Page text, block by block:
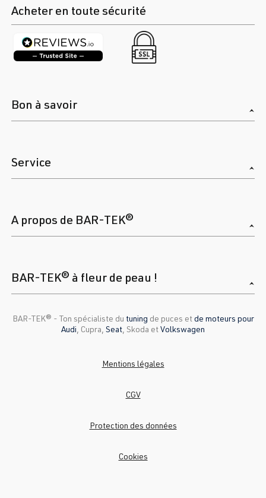
Acheter en toute sécurité
Bon à savoir
Service
A propos de BAR-TEK®
BAR-TEK® à fleur de peau !
BAR-TEK®️ - Ton spécialiste du tuning de puces etde moteurs pour
Audi , Cupra, Seat , Skoda etVolkswagen
Mentions légales
CGV
Protection des données
Cookies